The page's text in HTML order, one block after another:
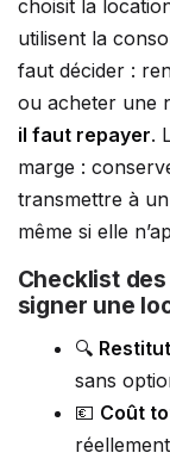
choisit la
utilisent la
faut décider :
ou acheter une
il faut repayer.
marge :
transmettre à
même si elle
Checklist
signer une
🔍
sans
💶 Coût